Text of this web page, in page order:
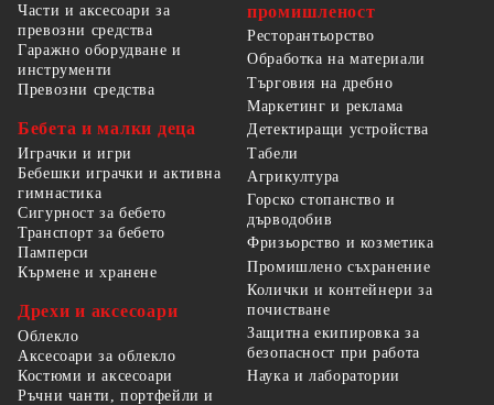
Части и аксесоари за
превозни средства
Гаражно оборудване и
инструменти
Превозни средства
Бебета и малки деца
Играчки и игри
Бебешки играчки и активна
гимнастика
Сигурност за бебето
Транспорт за бебето
Памперси
Кърмене и хранене
Дрехи и аксесоари
Облекло
Аксесоари за облекло
Костюми и аксесоари
Ръчни чанти, портфейли и
промишленост
Ресторантьорство
Обработка на материали
Търговия на дребно
Маркетинг и реклама
Детектиращи устройства
Табели
Агрикултура
Горско стопанство и
дърводобив
Фризьорство и козметика
Промишлено съхранение
Колички и контейнери за
почистване
Защитна екипировка за
безопасност при работа
Наука и лаборатории